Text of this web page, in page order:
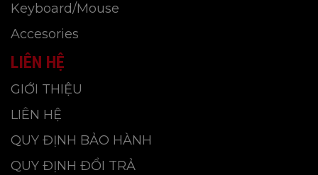
Keyboard/Mouse
Accesories
LIÊN HỆ
GIỚI THIỆU
LIÊN HỆ
QUY ĐỊNH BẢO HÀNH
QUY ĐỊNH ĐỔI TRẢ